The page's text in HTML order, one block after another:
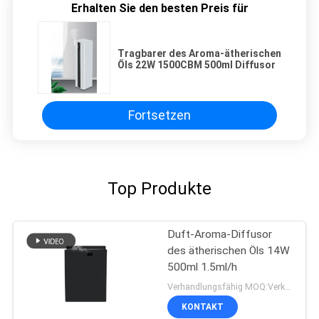
Erhalten Sie den besten Preis für
Tragbarer des Aroma-ätherischen
Öls 22W 1500CBM 500ml Diffusor
Fortsetzen
Top Produkte
Duft-Aroma-Diffusor
des ätherischen Öls 14W
500ml 1.5ml/h
KONTAKT